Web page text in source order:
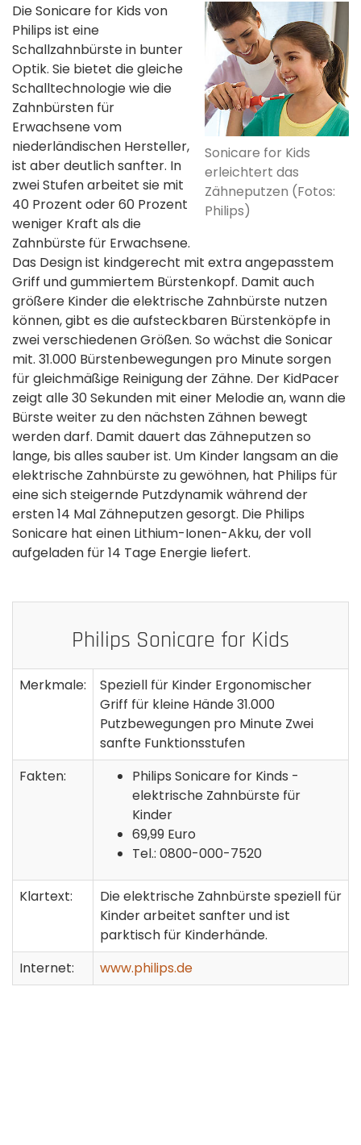
Sonicare for Kids
erleichtert das
Zähneputzen (Fotos:
Philips)
Die Sonicare for Kids von
Philips ist eine
Schallzahnbürste in bunter
Optik. Sie bietet die gleiche
Schalltechnologie wie die
Zahnbürsten für
Erwachsene vom
niederländischen Hersteller,
ist aber deutlich sanfter. In
zwei Stufen arbeitet sie mit
40 Prozent oder 60 Prozent
weniger Kraft als die
Zahnbürste für Erwachsene.
Das Design ist kindgerecht mit extra angepasstem
Griff und gummiertem Bürstenkopf. Damit auch
größere Kinder die elektrische Zahnbürste nutzen
können, gibt es die aufsteckbaren Bürstenköpfe in
zwei verschiedenen Größen. So wächst die Sonicar
mit. 31.000 Bürstenbewegungen pro Minute sorgen
für gleichmäßige Reinigung der Zähne. Der KidPacer
zeigt alle 30 Sekunden mit einer Melodie an, wann die
Bürste weiter zu den nächsten Zähnen bewegt
werden darf. Damit dauert das Zähneputzen so
lange, bis alles sauber ist. Um Kinder langsam an die
elektrische Zahnbürste zu gewöhnen, hat Philips für
eine sich steigernde Putzdynamik während der
ersten 14 Mal Zähneputzen gesorgt. Die Philips
Sonicare hat einen Lithium-Ionen-Akku, der voll
aufgeladen für 14 Tage Energie liefert.
Philips Sonicare for Kids
Merkmale:
Speziell für Kinder Ergonomischer
Griff für kleine Hände 31.000
Putzbewegungen pro Minute Zwei
sanfte Funktionsstufen
Fakten:
Philips Sonicare for Kinds -
elektrische Zahnbürste für
Kinder
69,99 Euro
Tel.: 0800-000-7520
Klartext:
Die elektrische Zahnbürste speziell für
Kinder arbeitet sanfter und ist
parktisch für Kinderhände.
Internet:
www.philips.de